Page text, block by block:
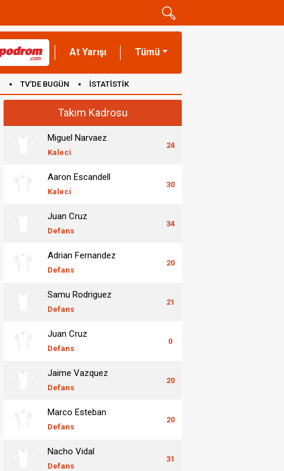
At Yarışı Tümü
TV'DE BUGÜN İSTATİSTİK
Takım Kadrosu
Miguel Narvaez
Kaleci
24
Aaron Escandell
Kaleci
30
Juan Cruz
Defans
34
Adrian Fernandez
Defans
20
Samu Rodriguez
Defans
21
Juan Cruz
Defans
0
Jaime Vazquez
Defans
20
Marco Esteban
Defans
20
Nacho Vidal
Defans
31